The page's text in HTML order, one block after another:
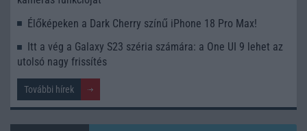
Élőképeken a Dark Cherry színű iPhone 18 Pro Max!
Itt a vég a Galaxy S23 széria számára: a One UI 9 lehet az
utolsó nagy frissítés
További hírek